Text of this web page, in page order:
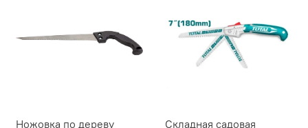
Ножовка по дереву
Складная садовая